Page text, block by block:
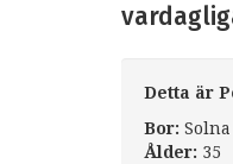
Detta är
Bor: Solna
Ålder: 35